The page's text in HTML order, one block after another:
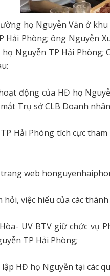
họ Nguyễn Văn ở
Hải Phòng; ông Nguyễn
Nguyễn TP Hải
động của HĐ họ
Trụ sở CLB Doanh
Hải Phòng tích cực
web
việc hiếu của các
UV BTV giữ chức vụ
TP Hải Phòng;
HĐ họ Nguyễn tại các